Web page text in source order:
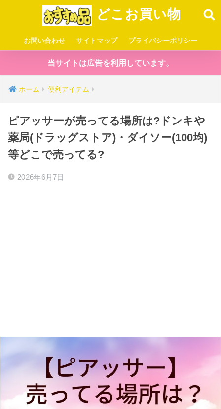
どこお買い物
お問い合わせ サイトマップ プライバシーポリシー
当サイトは広告を利用しています。
ホーム 便利アイテム
ピアッサーが売ってる場所は?ドンキや
薬局(ドラッグストア)・ダイソー(100均)
等どこで売ってる?
2026年6月7日